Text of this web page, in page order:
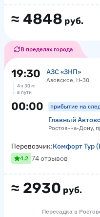
≈ 4848 руб.
В пределах города
19:30 АЗС «ЗНП»
Азовское, Н-30
4 ч 30 м
в пути
00:00 прибытие на
Главный
Ростов-на-Дону,
≈ 2930 руб.
Перевозчик:Комфорт Тур
4.2 74 отзывов
Пересадка в